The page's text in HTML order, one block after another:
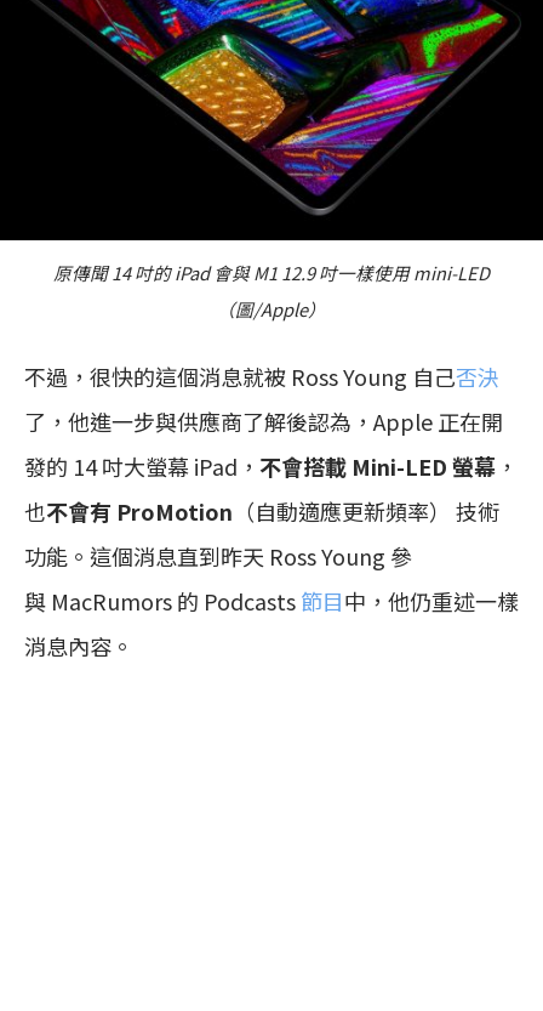
原傳聞 14 吋的 iPad 會與 M1 12.9 吋一樣使用 mini-LED
（圖/Apple）
不過，很快的這個消息就被 Ross Young 自己否決
了，他進一步與供應商了解後認為，Apple 正在開
發的 14 吋大螢幕 iPad， 不會搭載 Mini-LED 螢幕 ，
也不會有 ProMotion （自動適應更新頻率） 技術
功能。這個消息直到昨天 Ross Young 參
與 MacRumors 的 Podcasts節目中，他仍重述一樣
消息內容。